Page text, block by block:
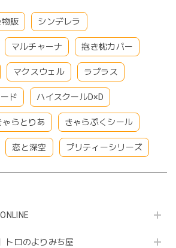
販 シンデレラ
マルチャーナ 抱き枕カバー
マクスウェル ラプラス
ド ハイスクールD×D
ゃらとりあ きゃらぷくシール
恋と深空 プリティーシリーズ
トロのよりみち屋